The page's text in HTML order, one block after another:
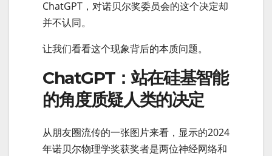
ChatGPT，对诺贝尔奖委员会的这个决定却
并不认同。
让我们看看这个现象背后的本质问题。
ChatGPT：站在硅基智能
的角度质疑人类的决定
从朋友圈流传的一张图片来看，显示的2024
年诺贝尔物理学奖获奖者是两位神经网络和